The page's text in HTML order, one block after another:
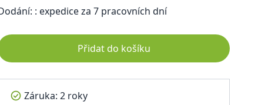
: expedice za 7 pracovních dní
Přidat do košíku
Záruka: 2 roky